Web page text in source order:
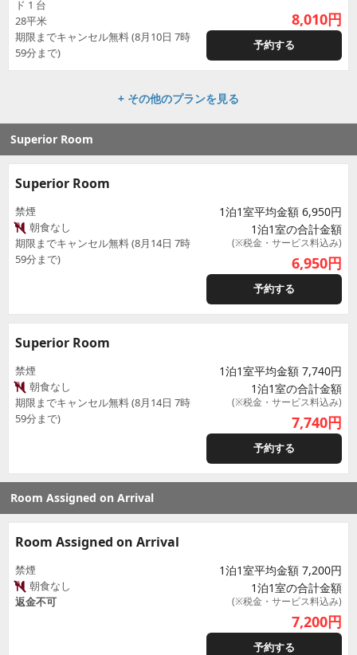
ド 1 台
28平米
期限までキャンセル無料 (8月10日 7時
59分まで)
8,010円
予約する
+ その他のプランを見る
Superior Room
Superior Room
禁煙
朝食なし
期限までキャンセル無料 (8月14日 7時
59分まで)
1泊1室平均金額 6,950円
1泊1室の合計金額
(※税金・サービス料込み)
6,950円
予約する
Superior Room
禁煙
朝食なし
期限までキャンセル無料 (8月14日 7時
59分まで)
1泊1室平均金額 7,740円
1泊1室の合計金額
(※税金・サービス料込み)
7,740円
予約する
Room Assigned on Arrival
Room Assigned on Arrival
禁煙
朝食なし
返金不可
1泊1室平均金額 7,200円
1泊1室の合計金額
(※税金・サービス料込み)
7,200円
予約する